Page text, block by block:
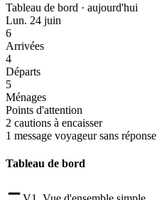
Tableau de bord · aujourd'hui
Lun. 24 juin
6
Arrivées
4
Départs
5
Ménages
Points d'attention
2 cautions à encaisser
1 message voyageur sans réponse
Tableau de bord